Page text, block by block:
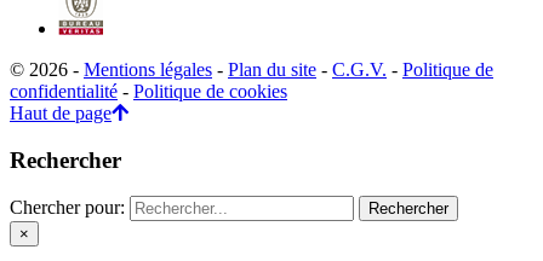
© 2026 - Mentions légales - Plan du site - C.G.V. - Politique de
confidentialité - Politique de cookies
Haut de page
Rechercher
Chercher pour:
×